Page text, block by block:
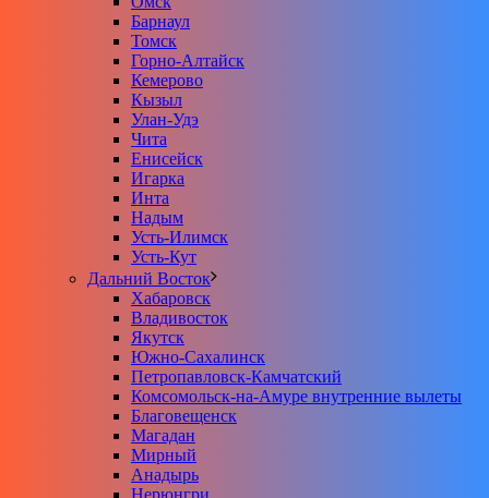
Барнаул
Томск
Горно-Алтайск
Кемерово
Кызыл
Улан-Удэ
Чита
Енисейск
Игарка
Инта
Надым
Усть-Илимск
Усть-Кут
Дальний Восток
Хабаровск
Владивосток
Якутск
Южно-Сахалинск
Петропавловск-Камчатский
Комсомольск-на-Амуре внутренние вылеты
Благовещенск
Магадан
Мирный
Анадырь
Нерюнгри